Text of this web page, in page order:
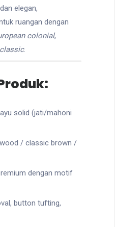
elegan,
ruangan dengan
colonial,
.
solid (jati/mahoni
/ classic brown /
dengan motif
button tufting,